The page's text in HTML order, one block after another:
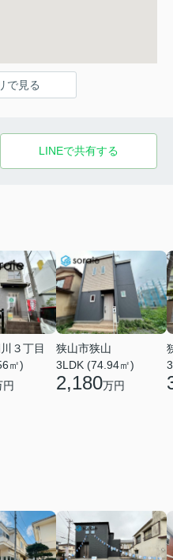
で見る
LINEで共有する
３丁目
㎡)
円
狭山市狭山
3LDK (74.94㎡)
2,180万円